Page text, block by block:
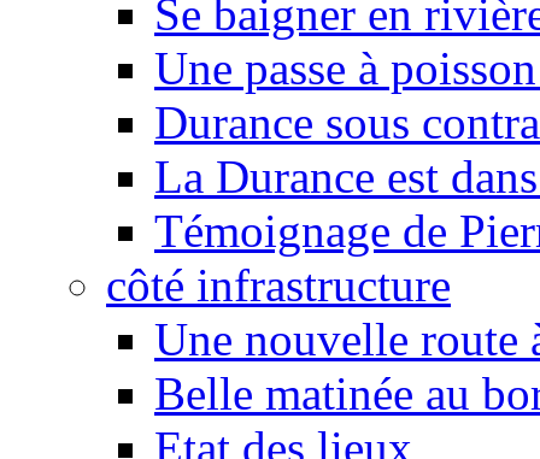
Se baigner en
Une passe à
Durance sous
La Durance est
Témoignage de
côté infrastructure
Une nouvelle route
Belle matinée au
Etat des lieux